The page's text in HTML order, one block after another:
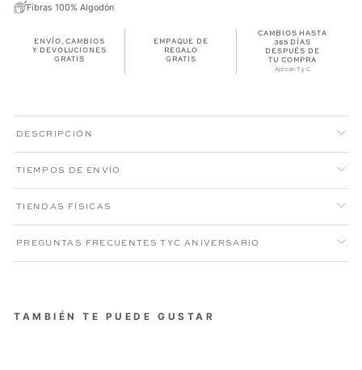
Fibras 100% Algodón
ENVÍO, CAMBIOS
Y DEVOLUCIONES
GRATIS
EMPAQUE DE
REGALO
GRATIS
CAMBIOS HASTA
365 DÍAS
DESPUÉS DE
TU COMPRA
Aplican T y C
DESCRIPCIÓN
TIEMPOS DE ENVÍO
TIENDAS FÍSICAS
PREGUNTAS FRECUENTES TYC ANIVERSARIO
TAMBIÉN TE PUEDE GUSTAR